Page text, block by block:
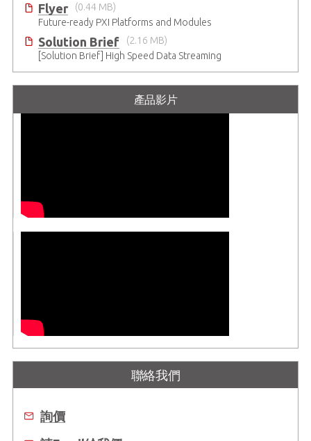
Flyer
(0.44 MB)
Future-ready PXI Platforms and Modules
Solution Brief
(2.16 MB)
[Solution Brief] High Speed Data Streaming
產品影片
聯絡我們
詢價